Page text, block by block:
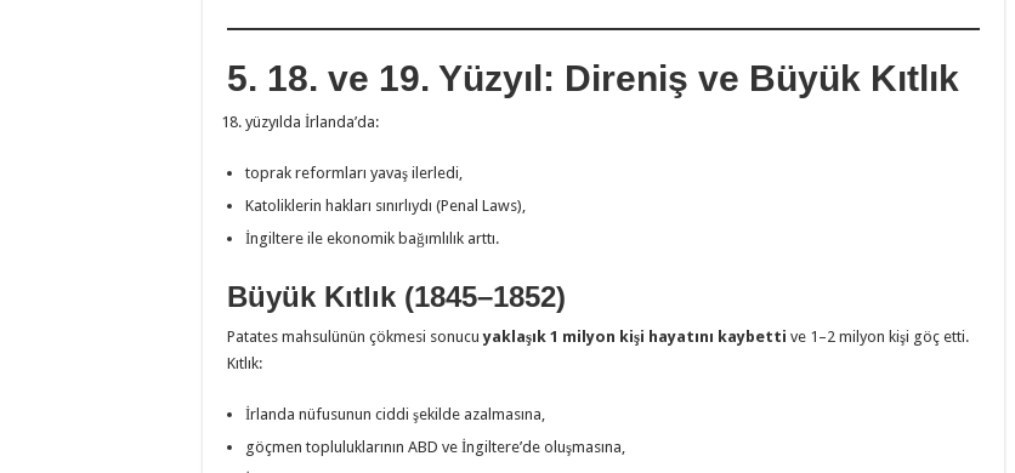
5. 18. ve 19. Yüzyıl: Direniş ve Büyük Kıtlık
yüzyılda İrlanda’da:
toprak reformları yavaş ilerledi,
Katoliklerin hakları sınırlıydı (Penal Laws),
İngiltere ile ekonomik bağımlılık arttı.
Büyük Kıtlık (1845–1852)
Patates mahsulünün çökmesi sonucuyaklaşık 1 milyon kişi hayatını kaybetti ve 1–2 milyon kişi göç etti.
Kıtlık:
İrlanda nüfusunun ciddi şekilde azalmasına,
göçmen topluluklarının ABD ve İngiltere’de oluşmasına,